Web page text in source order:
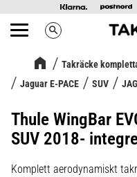
Meny search
Takräcke
Jaguar E-PACE
SUV
Thule WingBar
SUV 2018-
Komplett aerodynamiskt